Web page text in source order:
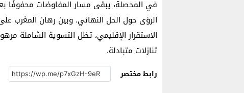
في المحصلة، يبقى مسار المفاوضات محفوفًا
الرؤى حول الحل النهائي. وبين رهان المغرب
الاستقرار الإقليمي، تظل التسوية الشاملة
تنازلات متبادلة.
رابط مختصر